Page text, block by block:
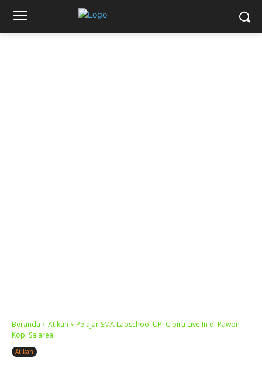
Beranda Atikan
Pelajar SMA Labschool UPI Cibiru Live In di Pawon
Kopi Salarea
Atikan